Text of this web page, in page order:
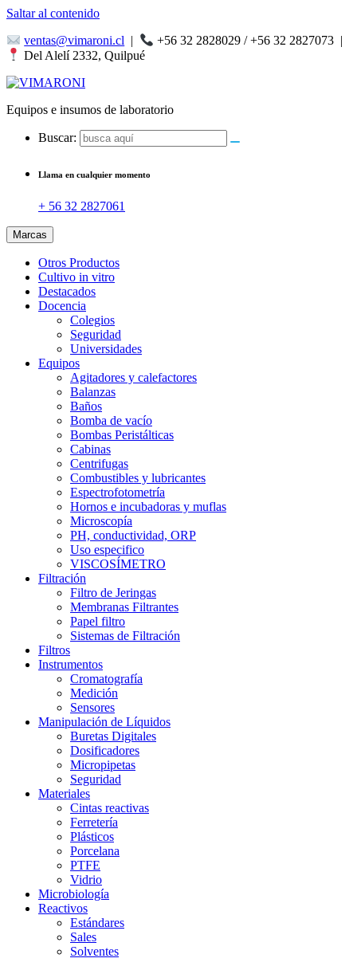
Saltar al contenido
ventas@vimaroni.cl | +56 32 2828029 / +56 32 2827073 |
Del Alelí 2332, Quilpué
Equipos e insumos de laboratorio
Buscar:
Llama en cualquier momento
+ 56 32 2827061
Marcas
Otros Productos
Cultivo in vitro
Destacados
Docencia
Colegios
Seguridad
Universidades
Equipos
Agitadores y calefactores
Balanzas
Baños
Bomba de vacío
Bombas Peristálticas
Cabinas
Centrifugas
Combustibles y lubricantes
Espectrofotometría
Hornos e incubadoras y muflas
Microscopía
PH, conductividad, ORP
Uso especifico
VISCOSÍMETRO
Filtración
Filtro de Jeringas
Membranas Filtrantes
Papel filtro
Sistemas de Filtración
Filtros
Instrumentos
Cromatografía
Medición
Sensores
Manipulación de Líquidos
Buretas Digitales
Dosificadores
Micropipetas
Seguridad
Materiales
Cintas reactivas
Ferretería
Plásticos
Porcelana
PTFE
Vidrio
Microbiología
Reactivos
Estándares
Sales
Solventes